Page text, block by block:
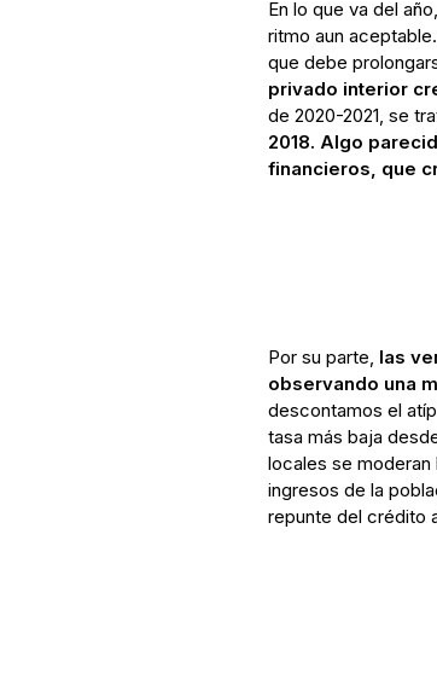
En lo que va del
ritmo aun
que debe
privado interior
de 2020-2021, se
2018. Algo
financieros, que
Por su parte, las
observando una
descontamos el
tasa más baja
locales se
ingresos de la
repunte del crédito